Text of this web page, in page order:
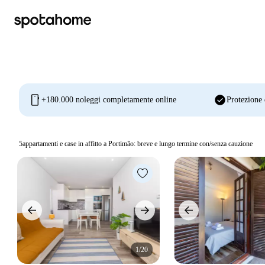
mobile +180.000 noleggi completamente online check_circle
5appartamenti e case in affitto a Portimão: breve e lungo termine con/senza cauzione
1/20